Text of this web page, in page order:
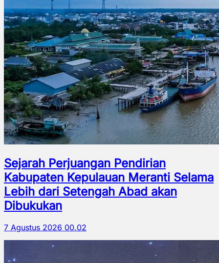
Sejarah Perjuangan Pendirian
Kabupaten Kepulauan Meranti Selama
Lebih dari Setengah Abad akan
Dibukukan
7 Agustus 2026 00.02